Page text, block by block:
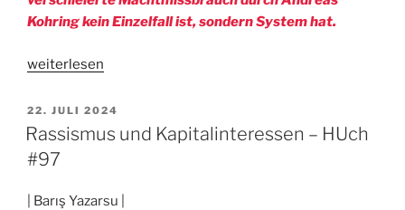
Kohring kein Einzelfall ist, sondern System hat.
„DEM
DIE
MACHT
NEHMEN!
HUch
weiterlesen
VERÖFFENTLICHT
AM
22. JULI 2024
Rassismus und Kapitalinteressen – HUch
#97
| Barış Yazarsu |